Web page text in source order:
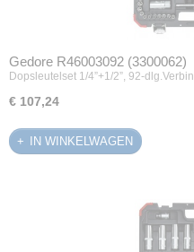
Gedore R46003092 (3300062)
Dopsleutelset 1/4”+1/2”, 92-
€ 107,24
IN WINKELWAGEN